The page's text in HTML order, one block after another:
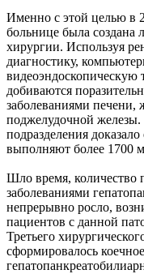
Именно с этой целью в
больнице была создана
хирургии. Используя
диагностику,
видеоэндоскопическую
добиваются
заболеваниями
поджелудочной железы.
подразделения
выполняют более 1700
Шло время, количество
заболеваниями
непрерывно росло,
пациентов с данной
Третьего
сформировалось